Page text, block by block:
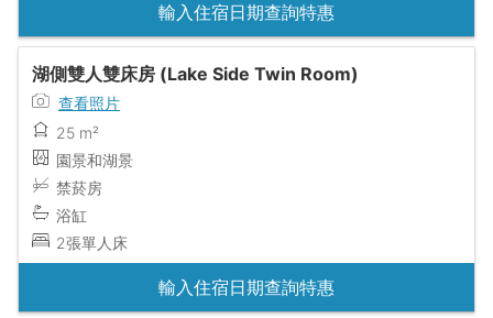
輸入住宿日期查詢特惠
湖側雙人雙床房 (Lake Side Twin Room)
查看照片
25 m²
園景和湖景
禁菸房
浴缸
2張單人床
輸入住宿日期查詢特惠